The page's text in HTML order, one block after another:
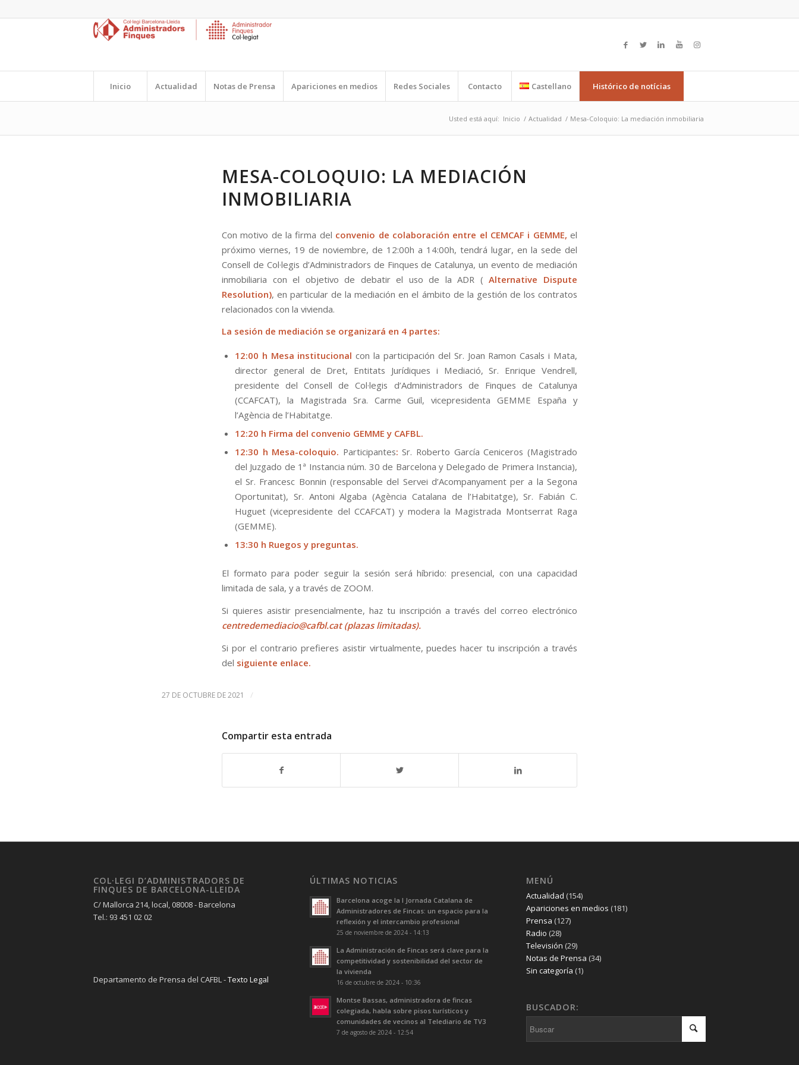
Inicio Actualidad Notas de Prensa Apariciones en medios Redes Sociales Contacto Castellano Histórico de notícias
Usted está aquí: Inicio / Actualidad / Mesa-Coloquio: La mediación inmobiliaria
MESA-COLOQUIO: LA MEDIACIÓN
INMOBILIARIA
Con motivo de la firma del convenio de colaboración entre el CEMCAF i GEMME,el
próximo viernes, 19 de noviembre, de 12:00h a 14:00h, tendrá lugar, en la sede del
Consell de Col·legis d’Administradors de Finques de Catalunya, un evento de mediación
inmobiliaria con el objetivo de debatir el uso de la ADR (Alternative Dispute
Resolution), en particular de la mediación en el ámbito de la gestión de los contratos
relacionados con la vivienda.
La sesión de mediación se organizará en 4 partes:
12:00 h Mesa institucional con la participación del Sr. Joan Ramon Casals i Mata,
director general de Dret, Entitats Jurídiques i Mediació, Sr. Enrique Vendrell,
presidente del Consell de Col·legis d’Administradors de Finques de Catalunya
(CCAFCAT), la Magistrada Sra. Carme Guil, vicepresidenta GEMME España y
l’Agència de l’Habitatge.
12:20 h Firma del convenio GEMME y CAFBL.
12:30 h Mesa-coloquio. Participantes:Sr. Roberto García Ceniceros (Magistrado
del Juzgado de 1ª Instancia núm. 30 de Barcelona y Delegado de Primera Instancia),
el Sr. Francesc Bonnin (responsable del Servei d’Acompanyament per a la Segona
Oportunitat), Sr. Antoni Algaba (Agència Catalana de l’Habitatge), Sr. Fabián C.
Huguet (vicepresidente del CCAFCAT) y modera la Magistrada Montserrat Raga
(GEMME).
13:30 h Ruegos y preguntas.
El formato para poder seguir la sesión será híbrido: presencial, con una capacidad
limitada de sala, y a través de ZOOM.
Si quieres asistir presencialmente, haz tu inscripción a través del correo electrónico
centredemediacio@cafbl.cat(plazas limitadas).
Si por el contrario prefieres asistir virtualmente, puedes hacer tu inscripción a través
del siguiente enlace.
27 DE OCTUBRE DE 2021 /
Compartir esta entrada
COL·LEGI D’ADMINISTRADORS DE
FINQUES DE BARCELONA-LLEIDA
C/ Mallorca 214, local, 08008 - Barcelona
Tel.: 93 451 02 02
Departamento de Prensa del CAFBL -Texto Legal
ÚLTIMAS NOTICIAS
Barcelona acoge la I Jornada Catalana de
Administradores de Fincas: un espacio para la
reflexión y el intercambio profesional
25 de noviembre de 2024 - 14:13
La Administración de Fincas será clave para la
competitividad y sostenibilidad del sector de
la vivienda
16 de octubre de 2024 - 10:36
Montse Bassas, administradora de fincas
colegiada, habla sobre pisos turísticos y
comunidades de vecinos al Telediario de TV3
7 de agosto de 2024 - 12:54
MENÚ
Actualidad (154)
Apariciones en medios (181)
Prensa (127)
Radio (28)
Televisión (29)
Notas de Prensa (34)
Sin categoría (1)
BUSCADOR: